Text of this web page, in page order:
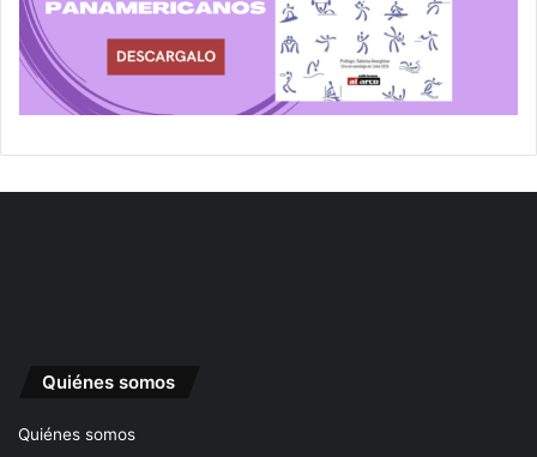
Quiénes somos
Quiénes somos